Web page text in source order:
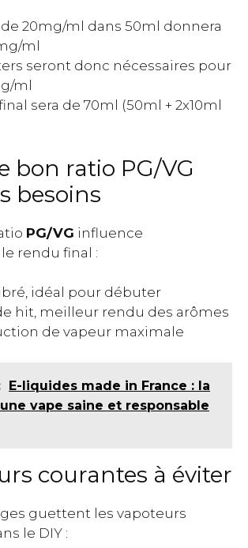
de 20mg/ml dans 50ml donnera
ml
seront donc nécessaires pour
ml
sera de 70ml (50ml + 2x10ml
bon ratio PG/VG
besoins
PG/VG influence
rendu final :
idéal pour débuter
de hit, meilleur rendu des arômes
de vapeur maximale
E-liquides made in France : la
vape saine et responsable
courantes à éviter
guettent les vapoteurs
le DIY :